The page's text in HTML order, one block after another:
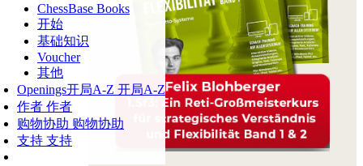
ChessBase Books
开始
基础知识
Voucher
其他
Openings开局A-Z 开局A-Z
作者 作者
购物协助 购物协助
支持 支持